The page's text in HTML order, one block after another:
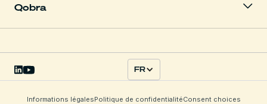
Qobra
Informations légalesPolitique de confidentialitéConsent choices
FR